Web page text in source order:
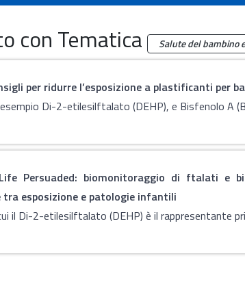
con Tematica Salute del bambino
per ridurre l’esposizione a plastificanti per
Di-2-etilesilftalato (DEHP), e Bisfenolo A
Persuaded: biomonitoraggio di ftalati e
tra esposizione e patologie infantili
il Di-2-etilesilftalato (DEHP) è il rappresentante